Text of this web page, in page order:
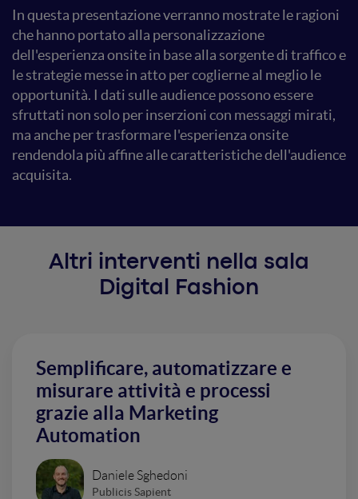
In questa presentazione verranno mostrate le ragioni
che hanno portato alla personalizzazione
dell'esperienza onsite in base alla sorgente di traffico e
le strategie messe in atto per coglierne al meglio le
opportunità. I dati sulle audience possono essere
sfruttati non solo per inserzioni con messaggi mirati,
ma anche per trasformare l'esperienza onsite
rendendola più affine alle caratteristiche dell'audience
acquisita.
Altri interventi nella sala
Digital Fashion
Semplificare, automatizzare e
misurare attività e processi
grazie alla Marketing
Automation
Daniele Sghedoni
Publicis Sapient